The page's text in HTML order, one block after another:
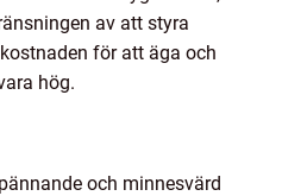
av att styra
för att äga och
hög.
och minnesvärd